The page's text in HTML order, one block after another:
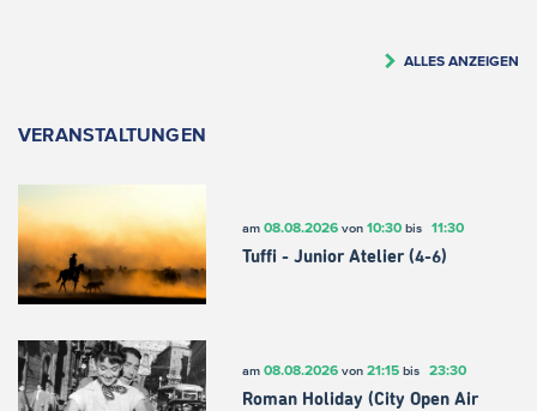
ALLES ANZEIGEN
VERANSTALTUNGEN
am 08.08.2026von 10:30bis 11:30
Tuffi - Junior Atelier (4-6)
am 08.08.2026von 21:15bis 23:30
Roman Holiday (City Open Air